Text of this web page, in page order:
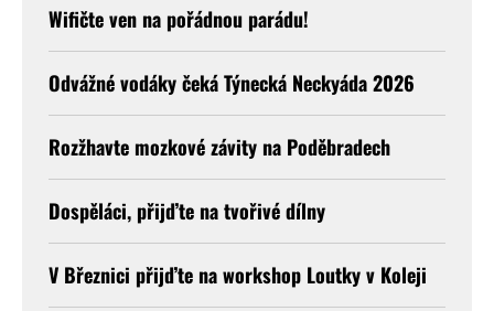
Wifičte ven na pořádnou parádu!
Odvážné vodáky čeká Týnecká Neckyáda 2026
Rozžhavte mozkové závity na Poděbradech
Dospěláci, přijďte na tvořivé dílny
V Březnici přijďte na workshop Loutky v Koleji